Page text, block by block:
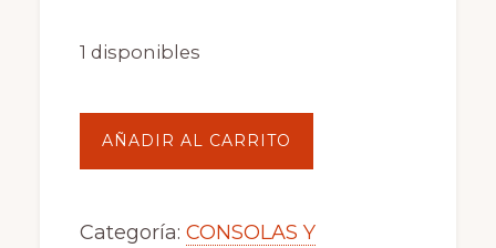
1 disponibles
y
AÑADIR AL CARRITO
Categoría: CONSOLAS Y